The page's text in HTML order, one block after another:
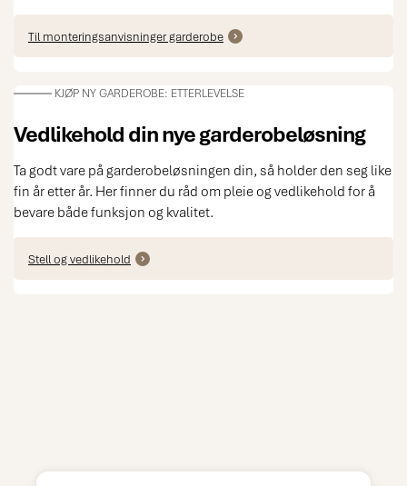
Til monteringsanvisninger garderobe
KJØP NY GARDEROBE: ETTERLEVELSE
Vedlikehold din nye garderobeløsning
Ta godt vare på garderobeløsningen din, så holder den seg like
fin år etter år. Her finner du råd om pleie og vedlikehold for å
bevare både funksjon og kvalitet.
Stell og vedlikehold